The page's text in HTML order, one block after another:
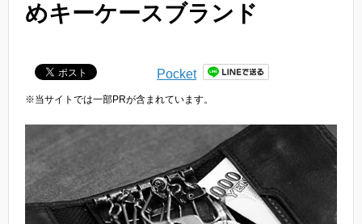
めキーケースブランド
Pocket
※当サイトでは一部PRが含まれています。